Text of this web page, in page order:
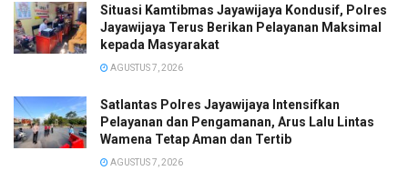
Situasi Kamtibmas Jayawijaya Kondusif, Polres
Jayawijaya Terus Berikan Pelayanan Maksimal
kepada Masyarakat
AGUSTUS 7, 2026
Satlantas Polres Jayawijaya Intensifkan
Pelayanan dan Pengamanan, Arus Lalu Lintas
Wamena Tetap Aman dan Tertib
AGUSTUS 7, 2026